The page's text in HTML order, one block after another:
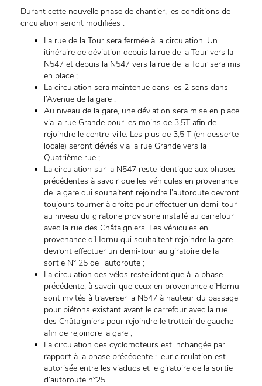
Durant cette nouvelle phase de chantier, les conditions de
circulation seront modifiées :
La rue de la Tour sera fermée à la circulation. Un
itinéraire de déviation depuis la rue de la Tour vers la
N547 et depuis la N547 vers la rue de la Tour sera mis
en place ;
La circulation sera maintenue dans les 2 sens dans
l’Avenue de la gare ;
Au niveau de la gare, une déviation sera mise en place
via la rue Grande pour les moins de 3,5T afin de
rejoindre le centre-ville. Les plus de 3,5 T (en desserte
locale) seront déviés via la rue Grande vers la
Quatrième rue ;
La circulation sur la N547 reste identique aux phases
précédentes à savoir que les véhicules en provenance
de la gare qui souhaitent rejoindre l’autoroute devront
toujours tourner à droite pour effectuer un demi-tour
au niveau du giratoire provisoire installé au carrefour
avec la rue des Châtaigniers. Les véhicules en
provenance d’Hornu qui souhaitent rejoindre la gare
devront effectuer un demi-tour au giratoire de la
sortie N° 25 de l’autoroute ;
La circulation des vélos reste identique à la phase
précédente, à savoir que ceux en provenance d’Hornu
sont invités à traverser la N547 à hauteur du passage
pour piétons existant avant le carrefour avec la rue
des Châtaigniers pour rejoindre le trottoir de gauche
afin de rejoindre la gare ;
La circulation des cyclomoteurs est inchangée par
rapport à la phase précédente : leur circulation est
autorisée entre les viaducs et le giratoire de la sortie
d’autoroute n°25.